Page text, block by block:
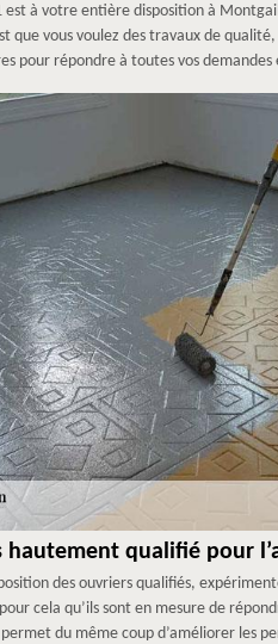
à votre entière disposition à
que vous voulez des travaux de
pour répondre à toutes vos
hautement qualifié pour
des ouvriers qualifiés,
cela qu’ils sont en mesure de
du même coup d’améliorer les